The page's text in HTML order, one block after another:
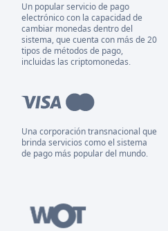
Un popular servicio de pago
electrónico con la capacidad de
cambiar monedas dentro del
sistema, que cuenta con más de 20
tipos de métodos de pago,
incluidas las criptomonedas.
Una corporación transnacional que
brinda servicios como el sistema
de pago más popular del mundo.